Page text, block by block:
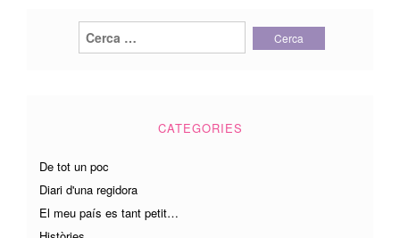
Cerca:
CATEGORIES
De tot un poc
Diari d'una regidora
El meu país es tant petit…